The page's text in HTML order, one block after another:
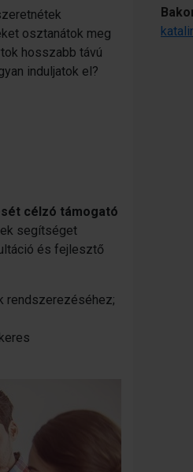
osztanátok meg
hosszabb távú
induljatok el?
célzó támogató
segítséget
és fejlesztő
rendszerezéséhez;